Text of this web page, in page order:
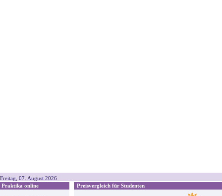
Freitag, 07. August 2026
Praktika online
Preisvergleich für Studenten